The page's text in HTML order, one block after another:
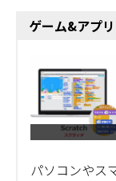
ゲーム&アプ
パソコンやス